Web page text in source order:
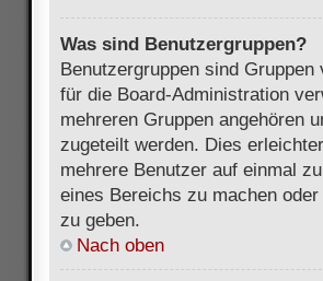
Was sind Benutzergruppen?
Benutzergruppen sind
für die Board-Administration
mehreren Gruppen angehören
zugeteilt werden. Dies
mehrere Benutzer auf einmal
eines Bereichs zu machen
zu geben.
Nach oben